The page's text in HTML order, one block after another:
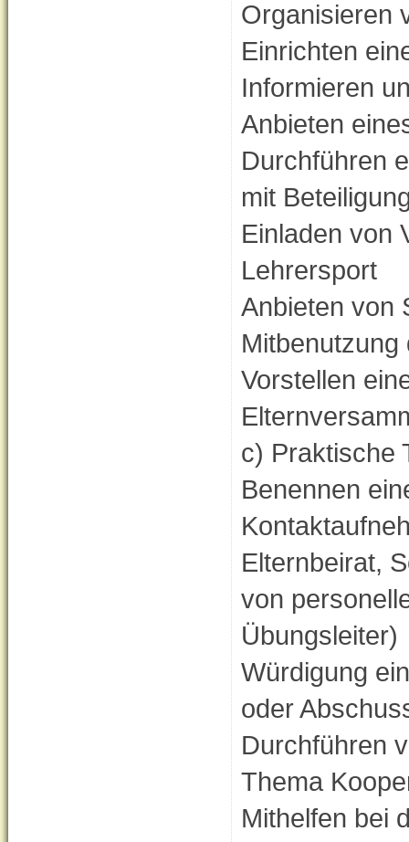
Organisieren
Einrichten
Informieren
Anbieten
Durchführen
mit
Einladen von
Lehrersport
Anbieten von
Mitbenutzung
Vorstellen
c) Praktische
Benennen
Elternbeirat,
von
Übungsleiter)
Würdigung
oder
Durchführen
Thema
Mithelfen bei